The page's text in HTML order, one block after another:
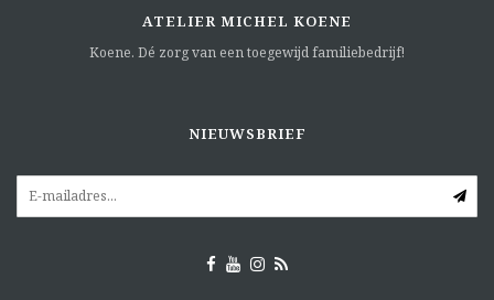
ATELIER MICHEL KOENE
Koene. Dé zorg van een toegewijd familiebedrijf!
NIEUWSBRIEF